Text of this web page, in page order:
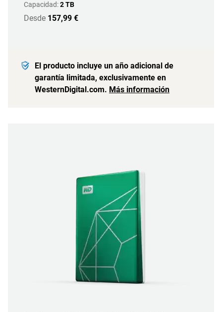
Capacidad:2 TB
Desde 157,99 €
El producto incluye un año adicional de
garantía limitada, exclusivamente en
WesternDigital.com. Más información